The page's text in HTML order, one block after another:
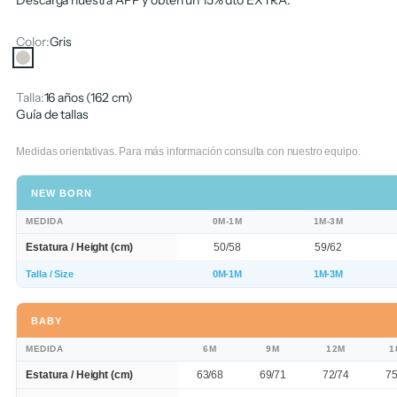
Color:Gris
Gris
Talla:16 años (162 cm)
Guía de tallas
Medidas orientativas. Para más información consulta con nuestro equipo.
NEW BORN
MEDIDA 0M-1M 1M-3M
Estatura / Height (cm) 50/58 59/62
Talla / Size 0M-1M 1M-3M
BABY
MEDIDA 6M 9M 12M
Estatura / Height (cm) 63/68 69/71 72/74